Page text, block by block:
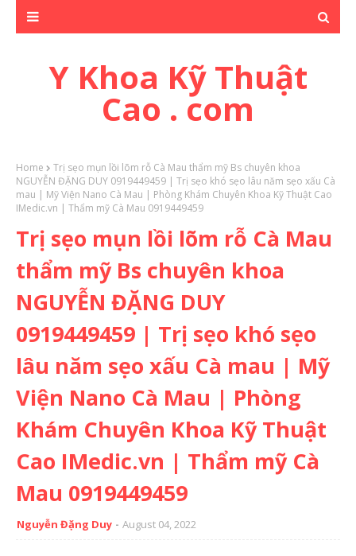
Y Khoa Kỹ Thuật
Cao . com
Home
Trị sẹo mụn lồi lõm rỗ Cà Mau thẩm mỹ Bs chuyên khoa
NGUYỄN ĐẶNG DUY 0919449459 | Trị sẹo khó sẹo lâu năm sẹo xấu Cà
mau | Mỹ Viện Nano Cà Mau | Phòng Khám Chuyên Khoa Kỹ Thuật Cao
IMedic.vn | Thẩm mỹ Cà Mau 0919449459
Trị sẹo mụn lồi lõm rỗ Cà Mau
thẩm mỹ Bs chuyên khoa
NGUYỄN ĐẶNG DUY
0919449459 | Trị sẹo khó sẹo
lâu năm sẹo xấu Cà mau | Mỹ
Viện Nano Cà Mau | Phòng
Khám Chuyên Khoa Kỹ Thuật
Cao IMedic.vn | Thẩm mỹ Cà
Mau 0919449459
Nguyễn Đặng Duy August 04, 2022